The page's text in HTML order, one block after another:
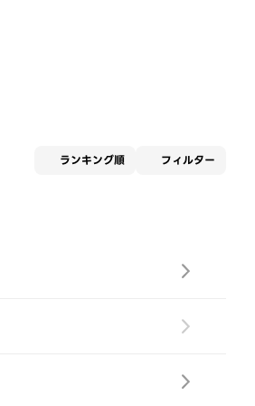
ランキング順 フィルター